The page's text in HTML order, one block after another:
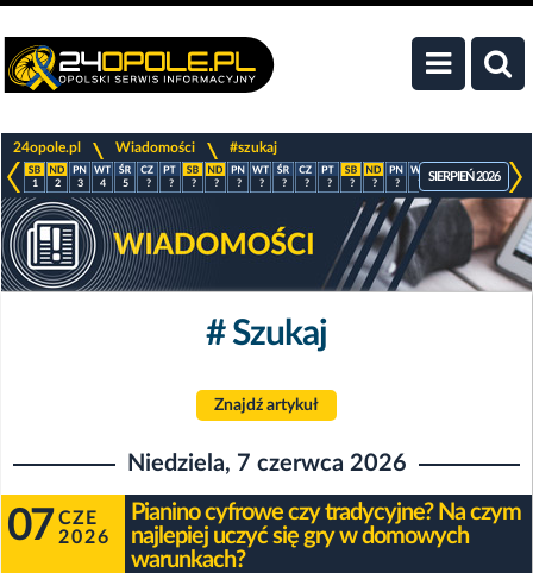
24opole.pl Wiadomości #szukaj
1 2 3 4 5 ? ? ? ? ? ? ? ? ? ? ? ? ? ? ? ?
SIERPIEŃ 2026
# Szukaj
Znajdź artykuł
Niedziela, 7 czerwca 2026
07 CZE
2026
Pianino cyfrowe czy tradycyjne? Na czym
najlepiej uczyć się gry w domowych
warunkach?